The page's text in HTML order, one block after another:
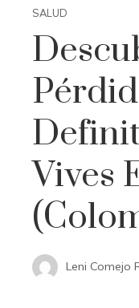
SALUD
Vives
Leni Comejo